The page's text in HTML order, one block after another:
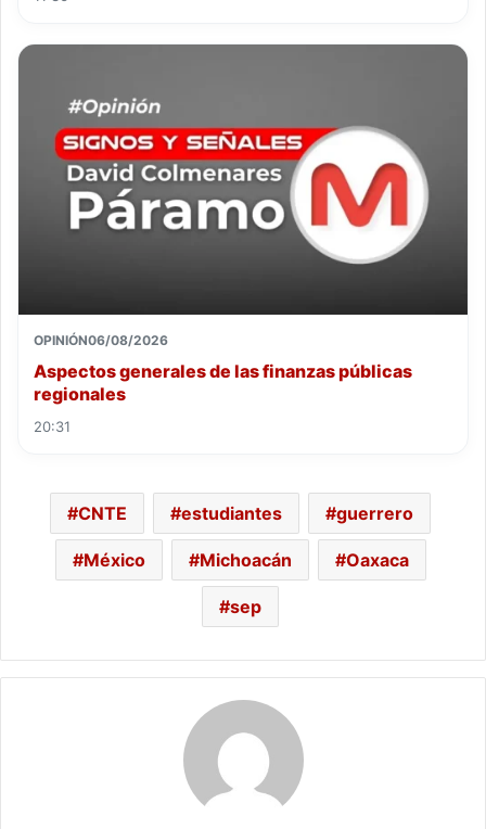
OPINIÓN06/08/2026
Aspectos generales de las finanzas públicas
regionales
20:31
CNTE estudiantes guerrero
México Michoacán Oaxaca
sep